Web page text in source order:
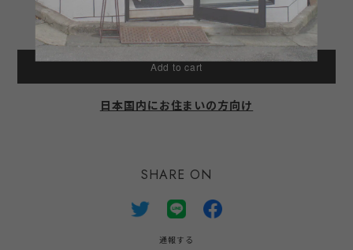
International shipping available
Add to cart
日本国内にお住まいの方向け
SHARE ON
通報する